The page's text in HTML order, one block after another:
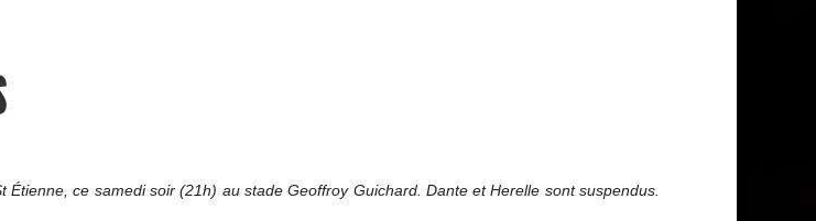
ce samedi soir (21h) au stade Geoffroy Guichard. Dante et Herelle sont suspendus.